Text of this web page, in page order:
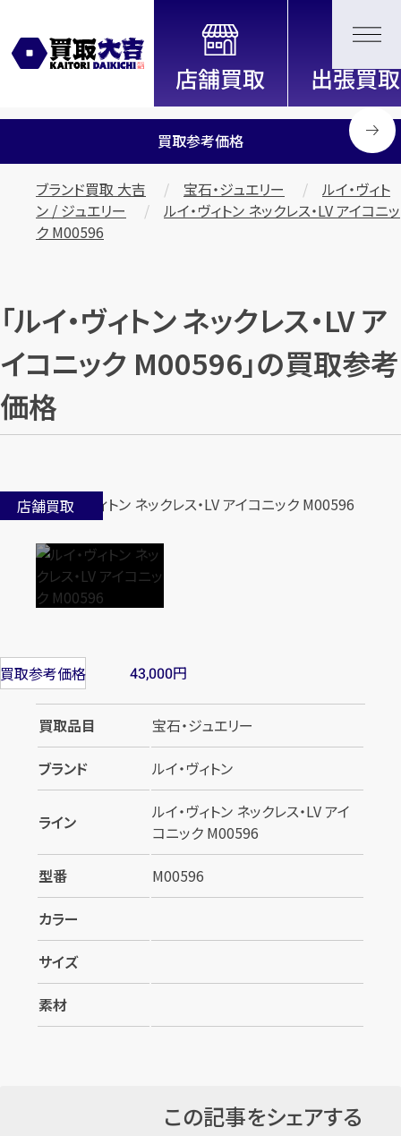
全国2200店舗以上展開中！
信頼と実績の買取専門店「買取大
吉」
今すぐ査定金額をお伝えいたします
買取参考価格
ブランド買取 大吉 宝石・ジュエリー
ルイ・ヴィト
ン / ジュエリー
ルイ・ヴィトン ネックレス・LV アイコニッ
ク M00596
「ルイ・ヴィトン ネックレス・LV ア
イコニック M00596」の買取参考
価格
店舗買取
買取参考価格 43,000円
買取品目
宝石・ジュエリー
ブランド
ルイ・ヴィトン
ライン
ルイ・ヴィトン ネックレス・LV アイ
コニック M00596
型番
M00596
カラー
サイズ
素材
この記事をシェアする